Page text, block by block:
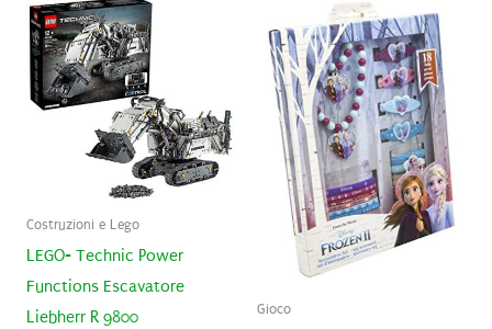
Costruzioni e Lego
LEGO- Technic Power
Functions Escavatore
Liebherr R 9800
Gioco